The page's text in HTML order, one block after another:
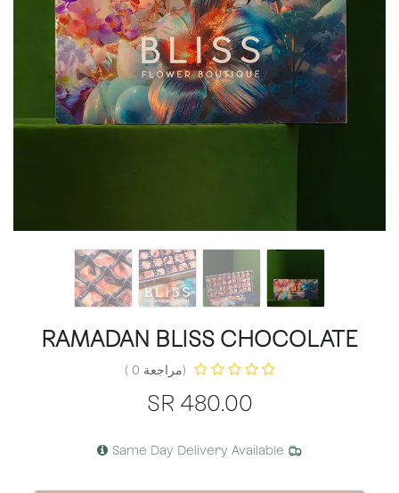
RAMADAN BLISS CHOCOLATE
(مراجعة 0 )
480.00
SR
Same Day Delivery Available